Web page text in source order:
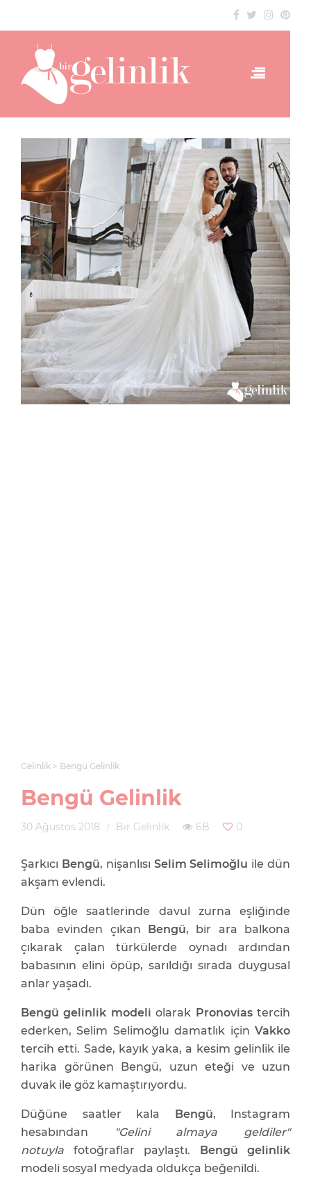
Gelinlik Bengü Gelinlik
Bengü Gelinlik
30 Ağustos 2018 Bir Gelinlik 6B 0
Şarkıcı Bengü, nişanlısı Selim Selimoğlu ile dün
akşam evlendi.
Dün öğle saatlerinde davul zurna eşliğinde
baba evinden çıkan Bengü, bir ara balkona
çıkarak çalan türkülerde oynadı ardından
babasının elini öpüp, sarıldığı sırada duygusal
anlar yaşadı.
Bengü gelinlik modeli olarak Pronoviastercih
ederken, Selim Selimoğlu damatlık için Vakko
tercih etti. Sade, kayık yaka, a kesim gelinlik ile
harika görünen Bengü, uzun eteği ve uzun
duvak ile göz kamaştırıyordu.
Düğüne saatler kala Bengü, Instagram
hesabından
"Gelini almaya geldiler"
notuyla fotoğraflar paylaştı. Bengü gelinlik
modeli sosyal medyada oldukça beğenildi.